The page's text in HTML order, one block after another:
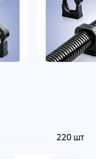
220 шт